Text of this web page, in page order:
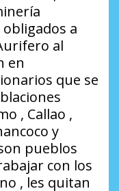
a
al
en
que se
, Callao ,
y
pueblos
con los
, les quitan